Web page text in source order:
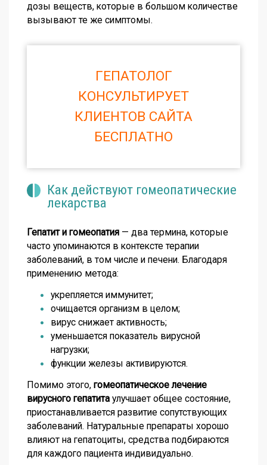
дозы веществ, которые в большом количестве
вызывают те же симптомы.
ГЕПАТОЛОГ
КОНСУЛЬТИРУЕТ
КЛИЕНТОВ САЙТА
БЕСПЛАТНО
Как действуют гомеопатические
лекарства
Гепатит и гомеопатия — два термина, которые
часто упоминаются в контексте терапии
заболеваний, в том числе и печени. Благодаря
применению метода:
укрепляется иммунитет;
очищается организм в целом;
вирус снижает активность;
уменьшается показатель вирусной
нагрузки;
функции железы активируются.
Помимо этого, гомеопатическое лечение
вирусного гепатита улучшает общее состояние,
приостанавливается развитие сопутствующих
заболеваний. Натуральные препараты хорошо
влияют на гепатоциты, средства подбираются
для каждого пациента индивидуально.